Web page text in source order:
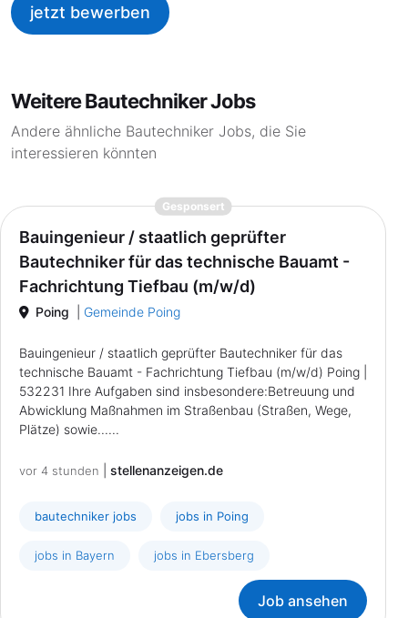
jetzt bewerben
Weitere Bautechniker Jobs
Andere ähnliche Bautechniker Jobs, die Sie
interessieren könnten
Gesponsert{prompt.job}
Bauingenieur / staatlich geprüfter
Bautechniker für das technische Bauamt -
Fachrichtung Tiefbau (m/w/d)
Poing Gemeinde Poing
Bauingenieur / staatlich geprüfter Bautechniker für das
technische Bauamt - Fachrichtung Tiefbau (m/w/d) Poing |
532231 Ihre Aufgaben sind insbesondere:Betreuung und
Abwicklung Maßnahmen im Straßenbau (Straßen, Wege,
Plätze) sowie......
vor 4 stunden stellenanzeigen.de
bautechniker jobs jobs in Poing
jobs in Bayern jobs in Ebersberg
Job ansehen